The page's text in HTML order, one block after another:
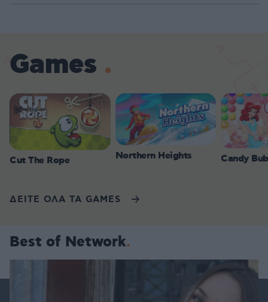
Games
Cut The Rope Northern Heights Candy
ΔΕΙΤΕ ΟΛΑ ΤΑ GAMES
Best of Network